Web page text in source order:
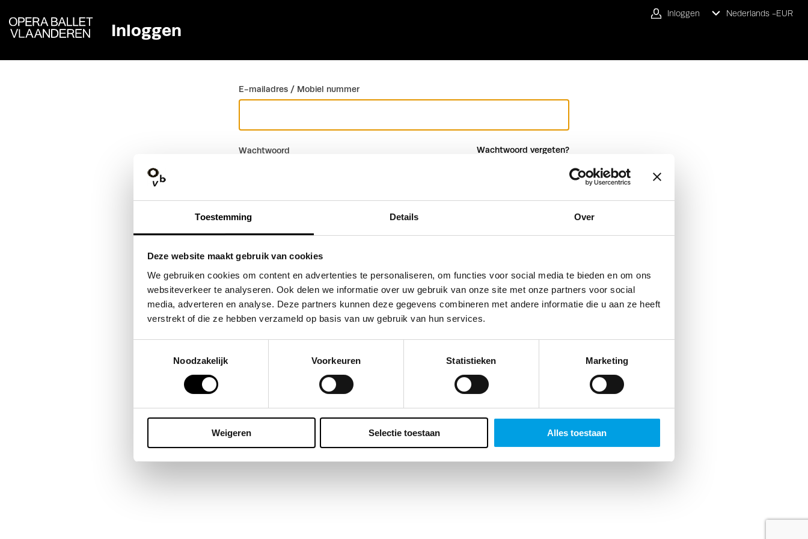
Toestemming Details Over
Deze website maakt gebruik van cookies
We gebruiken cookies om content en advertenties te personaliseren, om functies voor social media te bieden en om ons
websiteverkeer te analyseren. Ook delen we informatie over uw gebruik van onze site met onze partners voor social
media, adverteren en analyse. Deze partners kunnen deze gegevens combineren met andere informatie die u aan ze heeft
verstrekt of die ze hebben verzameld op basis van uw gebruik van hun services.
Noodzakelijk
Voorkeuren Statistieken Marketing
Weigeren Selectie toestaan Alles toestaan
Ga terug
Inloggen
Inloggen Nederlands -EUR
E-mailadres / Mobiel nummer
Wachtwoord Wachtwoord vergeten?
Beste klant, we vragen zo meteen naar je geboortedatum. Waarom? Enerzijds
omdat ons dat belangrijke inzichten geeft over de leeftijd van ons
publieksbestand maar er zit ook voor jou een bonus aan vast. Wat precies? Dat
blijft een verrassing voor je verjaardag. Vergeet het veld dus niet in te vullen.